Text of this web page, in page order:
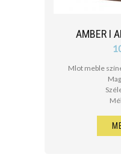
AMBER I
Mlot meble